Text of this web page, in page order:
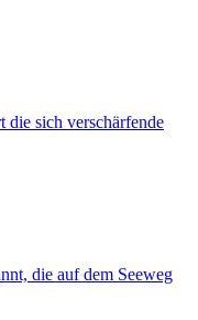
die sich verschärfende
die auf dem Seeweg